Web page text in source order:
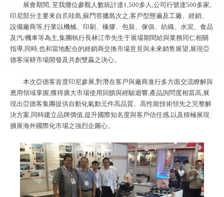
展會期間, 至我攤位參觀人數統計達1,500多人,公司行號達500多家,
印尼部分主要來自爪哇島,蘇門答臘島次之,客戶型態遍及工廠、經銷、
設備廠商等,行業以機械、印刷、橡膠、包裝、傢俱、紡織、水泥、食品
及汽/機車等為主,集團執行長林江帝先生于展場期間給與業務同仁相關
指導,同時,也和當地配合的經銷商交換市場意見與未來銷售展望,展現亞
德客深耕市場開發及共創雙贏之決心。
本次亞德客首度印尼參展,對潛在客戶與廠商進行多方面交流瞭解與
應用領域掌握,獲得廣大市場使用回饋與經驗迴響,產品詢問度相當高,展
現出亞德客集團提供自動化氣動元件高品質、高性能技術領先之完整解
決方案,同時建立品牌價值,提升國際知名度與客戶信任感,以及積極展現
擴展海外國際化市場之強烈企圖心。